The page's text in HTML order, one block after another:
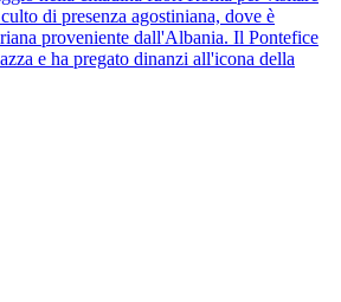
di presenza agostiniana, dove è
proveniente dall'Albania. Il Pontefice
e ha pregato dinanzi all'icona della